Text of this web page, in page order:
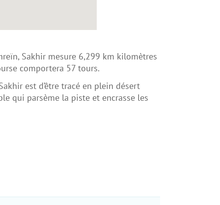
Sakhir mesure 6,299 km kilomètres
comportera 57 tours.
est d’être tracé en plein désert
qui parsème la piste et encrasse les